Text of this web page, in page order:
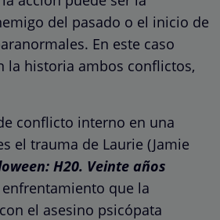
del pasado o el inicio de
En este caso
la historia ambos conflictos,
conflicto interno en una
el trauma de Laurie (Jamie
H20. Veinte años
enfrentamiento que la
el asesino psicópata